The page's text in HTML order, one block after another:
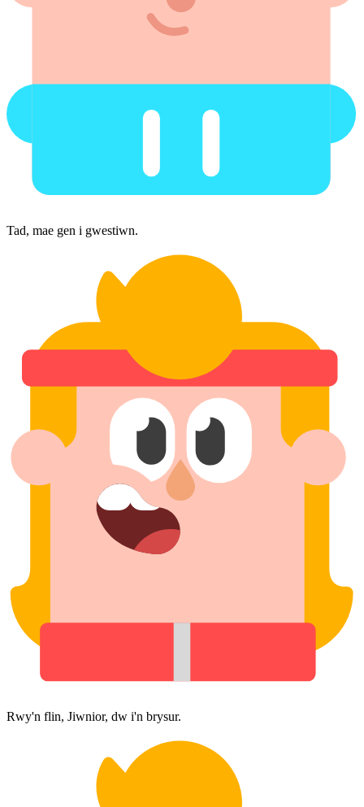
Tad, mae gen i gwestiwn.
Rwy'n flin, Jiwnior, dw i'n brysur.